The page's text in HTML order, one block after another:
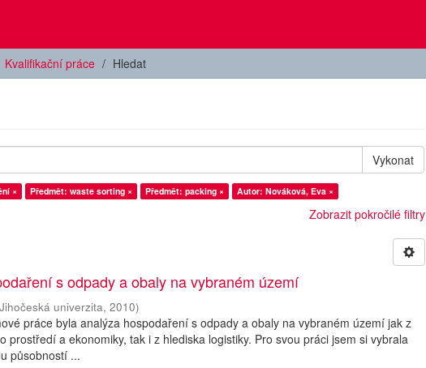
Kvalifikační práce Hledat
Vykonat
× Předmět: waste sorting × Předmět: packing × Autor: Nováková, Eva ×
Zobrazit pokročilé filtry
s odpady a obaly na vybraném území
Jihočeská univerzita,2010)
práce byla analýza hospodaření s odpady a obaly na vybraném území jak z
prostředí a ekonomiky, tak i z hlediska logistiky. Pro svou práci jsem si vybrala
působností ...